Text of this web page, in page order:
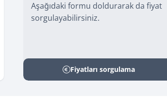
Aşağıdaki formu doldurarak da fiyat
sorgulayabilirsiniz.
Fiyatları sorgulama